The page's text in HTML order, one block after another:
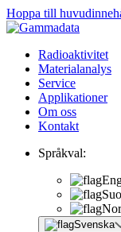
Hoppa till
Radioaktivitet
Materialanalys
Service
Applikationer
Om oss
Kontakt
Språkval:
Svenska